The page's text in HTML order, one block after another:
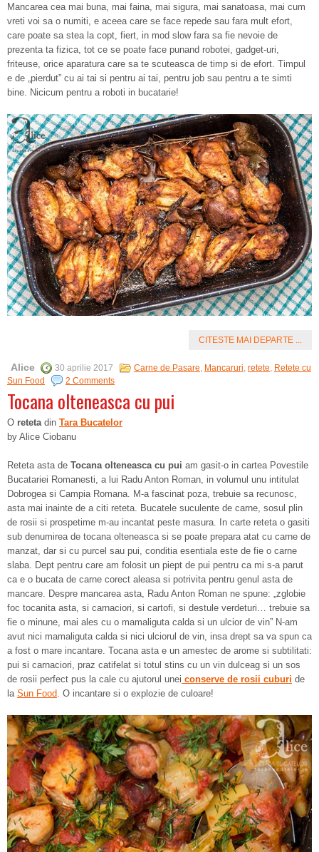
Mancarea cea mai buna, mai faina, mai sigura, mai sanatoasa, mai cum
vreti voi sa o numiti, e aceea care se face repede sau fara mult efort,
care poate sa stea la copt, fiert, in mod slow fara sa fie nevoie de
prezenta ta fizica, tot ce se poate face punand robotei, gadget-uri,
friteuse, orice aparatura care sa te scuteasca de timp si de efort. Timpul
e de „pierdut” cu ai tai si pentru ai tai, pentru job sau pentru a te simti
bine. Nicicum pentru a roboti in bucatarie!
CITESTE MAI DEPARTE ...
Alice 30 aprilie 2017 Carne de Pasare, Mancaruri, retete, Retete cu
Sun Food
2 Comments
Tocana olteneasca cu pui
O retetadin Tara Bucatelor
by Alice Ciobanu
Reteta asta de Tocana olteneasca cu pui am gasit-o in cartea Povestile
Bucatariei Romanesti, a lui Radu Anton Roman, in volumul unu intitulat
Dobrogea si Campia Romana. M-a fascinat poza, trebuie sa recunosc,
asta mai inainte de a citi reteta. Bucatele suculente de carne, sosul plin
de rosii si prospetime m-au incantat peste masura. In carte reteta o gasiti
sub denumirea de tocana olteneasca si se poate prepara atat cu carne de
manzat, dar si cu purcel sau pui, conditia esentiala este de fie o carne
slaba. Dept pentru care am folosit un piept de pui pentru ca mi s-a parut
ca e o bucata de carne corect aleasa si potrivita pentru genul asta de
mancare. Despre mancarea asta, Radu Anton Roman ne spune: „zglobie
foc tocanita asta, si carnaciori, si cartofi, si destule verdeturi… trebuie sa
fie o minune, mai ales cu o mamaliguta calda si un ulcior de vin” N-am
avut nici mamaliguta calda si nici ulciorul de vin, insa drept sa va spun ca
a fost o mare incantare. Tocana asta e un amestec de arome si subtilitati:
pui si carnaciori, praz catifelat si totul stins cu un vin dulceag si un sos
de rosii perfect pus la cale cu ajutorul unei conserve de rosii cuburi de
la Sun Food. O incantare si o explozie de culoare!